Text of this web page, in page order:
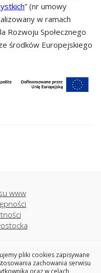
pliki cookies zapisywane
zachowania serwisu
oraz w celach
” (nr umowy
w ramach
Rozwoju Społecznego
środków Europejskiego
www